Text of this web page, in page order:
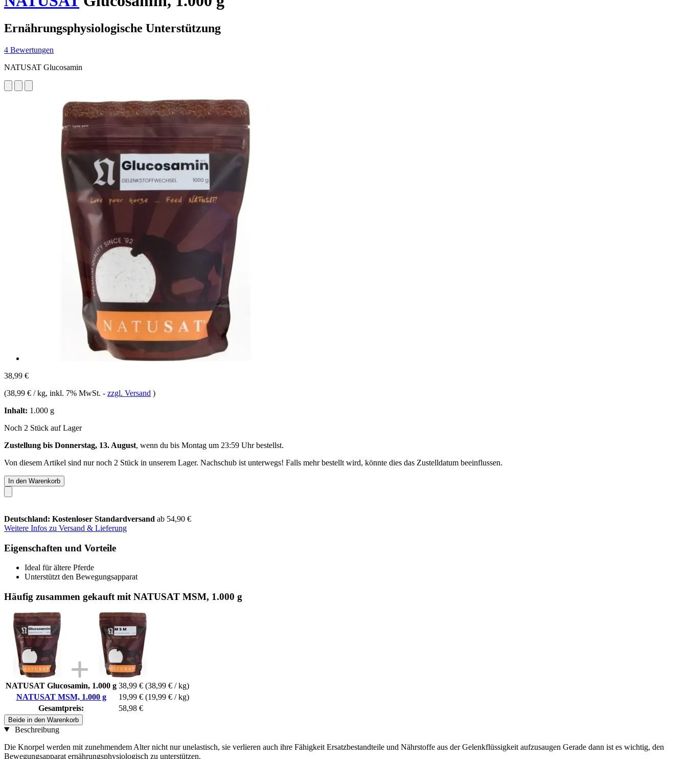
Ernährungsphysiologische Unterstützung
4 Bewertungen
NATUSAT Glucosamin
38,99 €
(38,99 € / kg, inkl. 7% MwSt. - zzgl. Versand )
Inhalt: 1.000 g
Noch 2 Stück auf Lager
Zustellung bis Donnerstag, 13. August, wenn du bis Montag um 23:59 Uhrbestellst.
Von diesem Artikel sind nur noch 2 Stück in unserem Lager. Nachschub ist unterwegs! Falls mehr bestellt wird, könnte dies das Zustelldatum beeinflussen.
In den Warenkorb
Deutschland: Kostenloser Standardversand ab 54,90 €
Weitere Infos zu Versand & Lieferung
Eigenschaften und Vorteile
Ideal für ältere Pferde
Unterstützt den Bewegungsapparat
Häufig zusammen gekauft mit NATUSAT MSM, 1.000 g
NATUSAT Glucosamin, 1.000 g 38,99 € (38,99 € / kg)
NATUSAT MSM, 1.000 g
19,99 € (19,99 € / kg)
Gesamtpreis:
58,98 €
Beide in den Warenkorb
Beschreibung
Die Knorpel werden mit zunehmendem Alter nicht nur unelastisch, sie verlieren auch ihre Fähigkeit Ersatzbestandteile und Nährstoffe aus der Gelenkflüssigkeit aufzusaugen Gerade dann ist es wichtig, den
Bewegungsapparat ernährungsphysiologisch zu unterstützen.